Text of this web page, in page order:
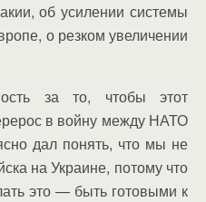
об усилении системы
о резком увеличении
за то, чтобы этот
в войну между НАТО
дал понять, что мы не
на Украине, потому что
это — быть готовыми к